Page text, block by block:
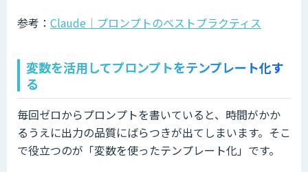
参考： Claude｜プロンプトのベストプラクティス
変数を活用してプロンプトをテンプレート化す
る
毎回ゼロからプロンプトを書いていると、時間がかか
るうえに出力の品質にばらつきが出てしまいます。そこ
で役立つのが「変数を使ったテンプレート化」です。